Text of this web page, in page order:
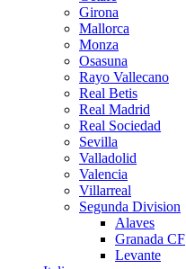
Girona
Mallorca
Monza
Osasuna
Rayo Vallecano
Real Betis
Real Madrid
Real Sociedad
Sevilla
Valladolid
Valencia
Villarreal
Segunda Division
Alaves
Granada CF
Levante